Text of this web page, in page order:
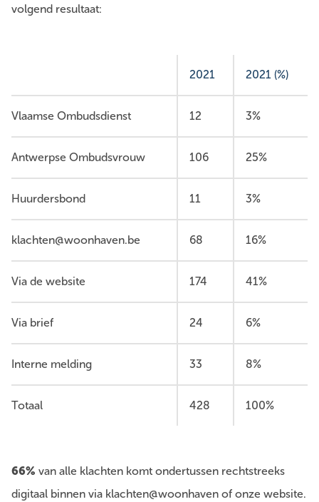
volgend resultaat:
2021 2021 (%)
Vlaamse Ombudsdienst 12 3%
Antwerpse Ombudsvrouw 106 25%
Huurdersbond 11 3%
klachten@woonhaven.be 68 16%
Via de website 174 41%
Via brief 24 6%
Interne melding 33 8%
Totaal 428 100%
66% van alle klachten komt ondertussen rechtstreeks
digitaal binnen via klachten@woonhaven of onze website.